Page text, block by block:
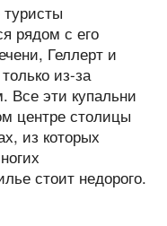
рядом с его
Геллерт и
из-за
Все эти купальни
центре столицы
из которых
стоит недорого.